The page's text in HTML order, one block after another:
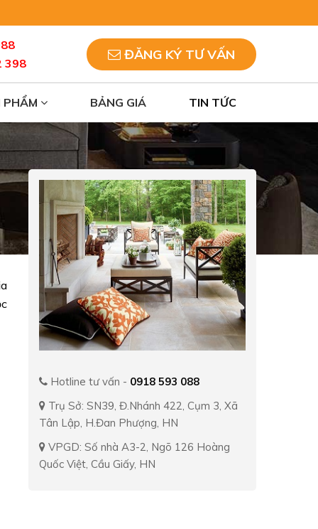
398
ĐĂNG KÝ TƯ VẤN
PHẨM BẢNG GIÁ TIN TỨC
Hotline tư vấn - 0918 593 088
Trụ Sở: SN39, Đ.Nhánh 422, Cụm 3, Xã
Tân Lập, H.Đan Phượng, HN
VPGD: Số nhà A3-2, Ngõ 126 Hoàng
Quốc Việt, Cầu Giấy, HN